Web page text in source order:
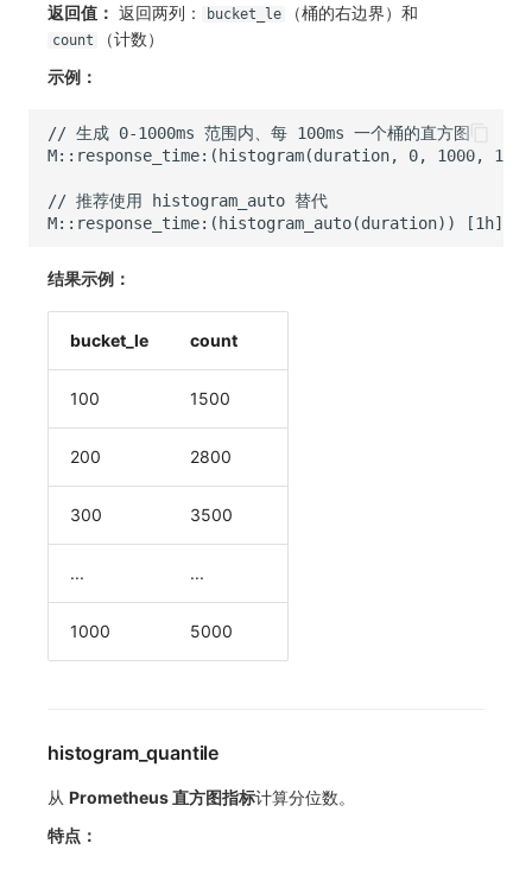
返回值： 返回两列： bucket_le （桶的右边界）和
count
（计数）
示例：
结果示例：
bucket_le count
100 1500
200 2800
300 3500
... ...
1000 5000
histogram_quantile
从 Prometheus 直方图指标计算分位数。
特点：